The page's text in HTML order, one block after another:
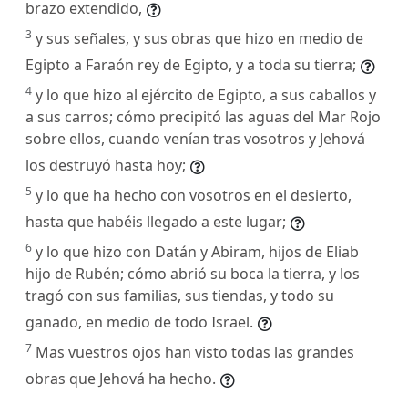
brazo extendido,
3 y sus señales, y sus obras que hizo en medio de
Egipto a Faraón rey de Egipto, y a toda su tierra;
4 y lo que hizo al ejército de Egipto, a sus caballos y
a sus carros; cómo precipitó las aguas del Mar Rojo
sobre ellos, cuando venían tras vosotros y Jehová
los destruyó hasta hoy;
5 y lo que ha hecho con vosotros en el desierto,
hasta que habéis llegado a este lugar;
6 y lo que hizo con Datán y Abiram, hijos de Eliab
hijo de Rubén; cómo abrió su boca la tierra, y los
tragó con sus familias, sus tiendas, y todo su
ganado, en medio de todo Israel.
7 Mas vuestros ojos han visto todas las grandes
obras que Jehová ha hecho.